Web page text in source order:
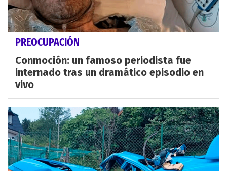
PREOCUPACIÓN
Conmoción: un famoso periodista fue
internado tras un dramático episodio en
vivo